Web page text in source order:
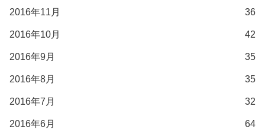
2016年11月 36
2016年10月 42
2016年9月 35
2016年8月 35
2016年7月 32
2016年6月 64